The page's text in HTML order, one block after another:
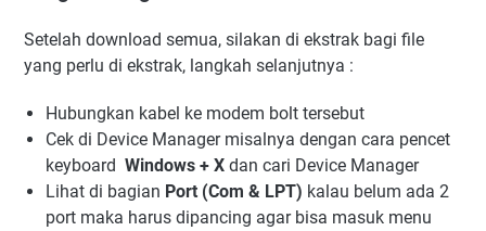
Setelah download semua, silakan di ekstrak bagi file
yang perlu di ekstrak, langkah selanjutnya :
Hubungkan kabel ke modem bolt tersebut
Cek di Device Manager misalnya dengan cara pencet
keyboard Windows + X dan cari Device Manager
Lihat di bagian Port (Com & LPT) kalau belum ada 2
port maka harus dipancing agar bisa masuk menu